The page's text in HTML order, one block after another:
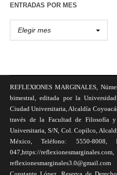
ENTRADAS POR MES
REFLEXIONES MARGINALES,
bimestral, editada por la
Ciudad Universitaria, Alcaldía
través de la Facultad de Filosofía
Universitaria, S/N, Col. Copilco,
México, Teléfono: 5550-8008,
047,https://reflexionesmarginales.com,